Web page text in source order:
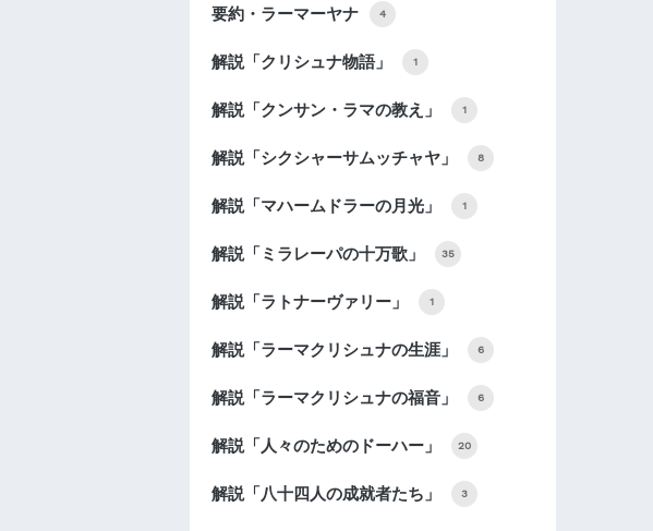
要約・ラーマーヤナ 4
解説「クリシュナ物語」 1
解説「クンサン・ラマの教え」 1
解説「シクシャーサムッチャヤ」 8
解説「マハームドラーの月光」 1
解説「ミラレーパの十万歌」 35
解説「ラトナーヴァリー」 1
解説「ラーマクリシュナの生涯」 6
解説「ラーマクリシュナの福音」 6
解説「人々のためのドーハー」 20
解説「八十四人の成就者たち」 3